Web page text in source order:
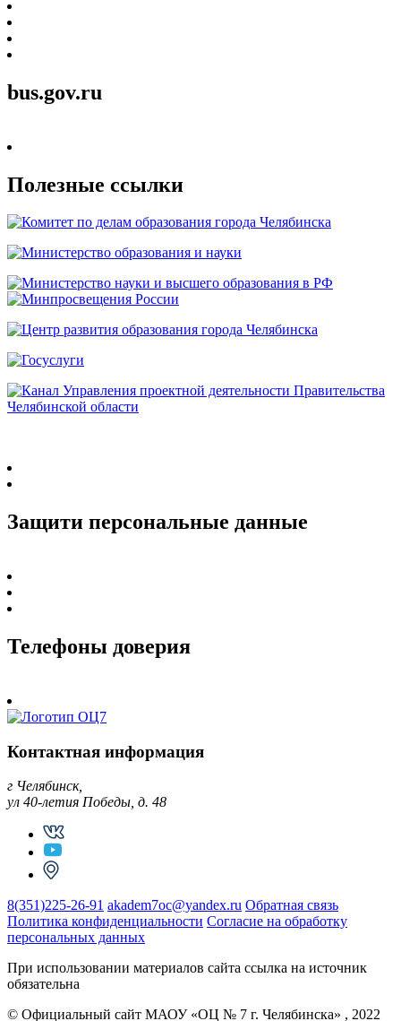
bus.gov.ru
Полезные ссылки
Защити персональные данные
Телефоны доверия
Контактная информация
г Челябинск,
ул 40-летия Победы, д. 48
8(351)225-26-91 akadem7oc@yandex.ru Обратная связь
Политика конфиденциальности Согласие на обработку
персональных данных
При использовании материалов сайта ссылка на источник
обязательна
© Официальный сайт МАОУ «ОЦ № 7 г. Челябинска» , 2022